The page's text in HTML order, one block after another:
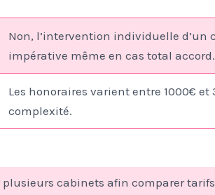
Non, l’intervention individuelle d’un
impérative même en cas total accord.
Les honoraires varient entre 1000€ et
complexité.
plusieurs cabinets afin comparer